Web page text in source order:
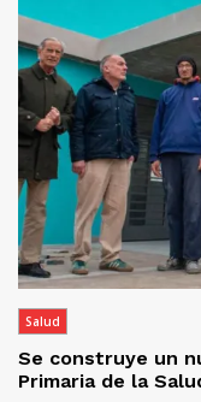
Salud
Se construye un
Primaria de la